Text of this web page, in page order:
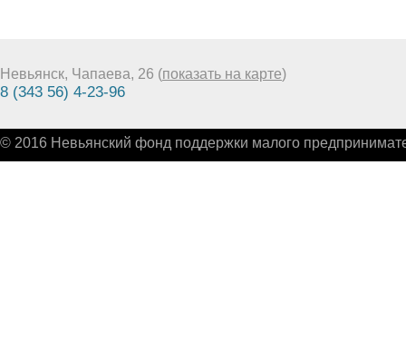
Невьянск, Чапаева, 26 (показать на карте)
8 (343 56) 4-23-96
© 2016 Невьянский фонд поддержки малого